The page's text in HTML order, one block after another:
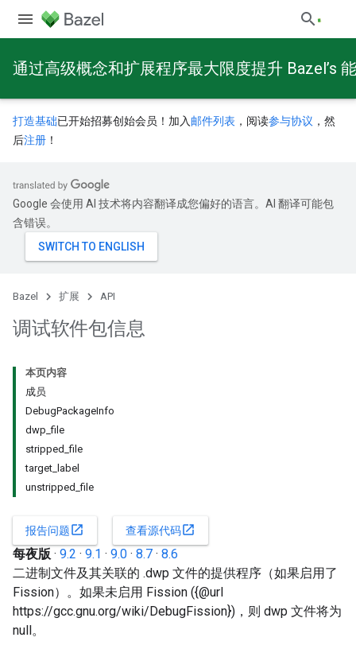
通过高级概念和扩展程序最大限度提升 Bazel’s
打造基础已开始招募创始会员！加入 邮件列表 ，阅读参与协议 ，然
后注册 ！
Google 会使用 AI 技术将内容翻译成您偏好的语言。AI 翻译可能包
含错误。
Bazel 扩展 API
调试软件包信息
本页内容
成员
DebugPackageInfo
dwp_file
stripped_file
target_label
unstripped_file
报告问题open_in_new 查看源代码open_in_new
每夜版 · 9.2 · 9.1 · 9.0 · 8.7 · 8.6
二进制文件及其关联的 .dwp 文件的提供程序（如果启用了
Fission）。如果未启用 Fission ({@url
https://gcc.gnu.org/wiki/DebugFission})，则 dwp 文件将为
null。